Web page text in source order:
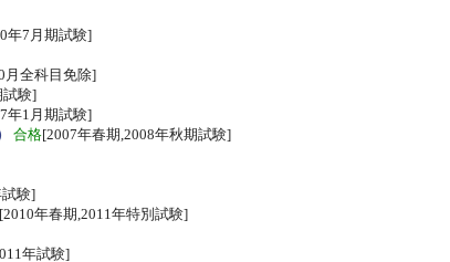
年7月期試験]
月全科目免除]
試験]
年1月期試験]
合格[2007年春期,2008年秋期試験]
試験]
[2010年春期,2011年特別試験]
年試験]